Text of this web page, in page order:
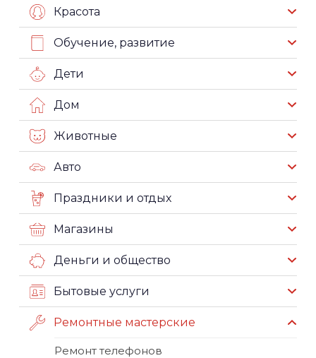
Красота
Обучение, развитие
Дети
Дом
Животные
Авто
Праздники и отдых
Магазины
Деньги и общество
Бытовые услуги
Ремонтные мастерские
Ремонт телефонов